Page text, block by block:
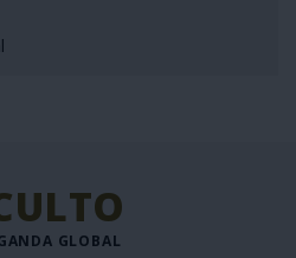
GLOBAL